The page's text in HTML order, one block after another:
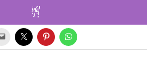
Sair da versão mobile